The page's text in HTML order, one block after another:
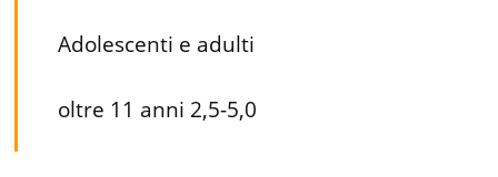
Adolescenti e adulti
oltre 11 anni 2,5-5,0